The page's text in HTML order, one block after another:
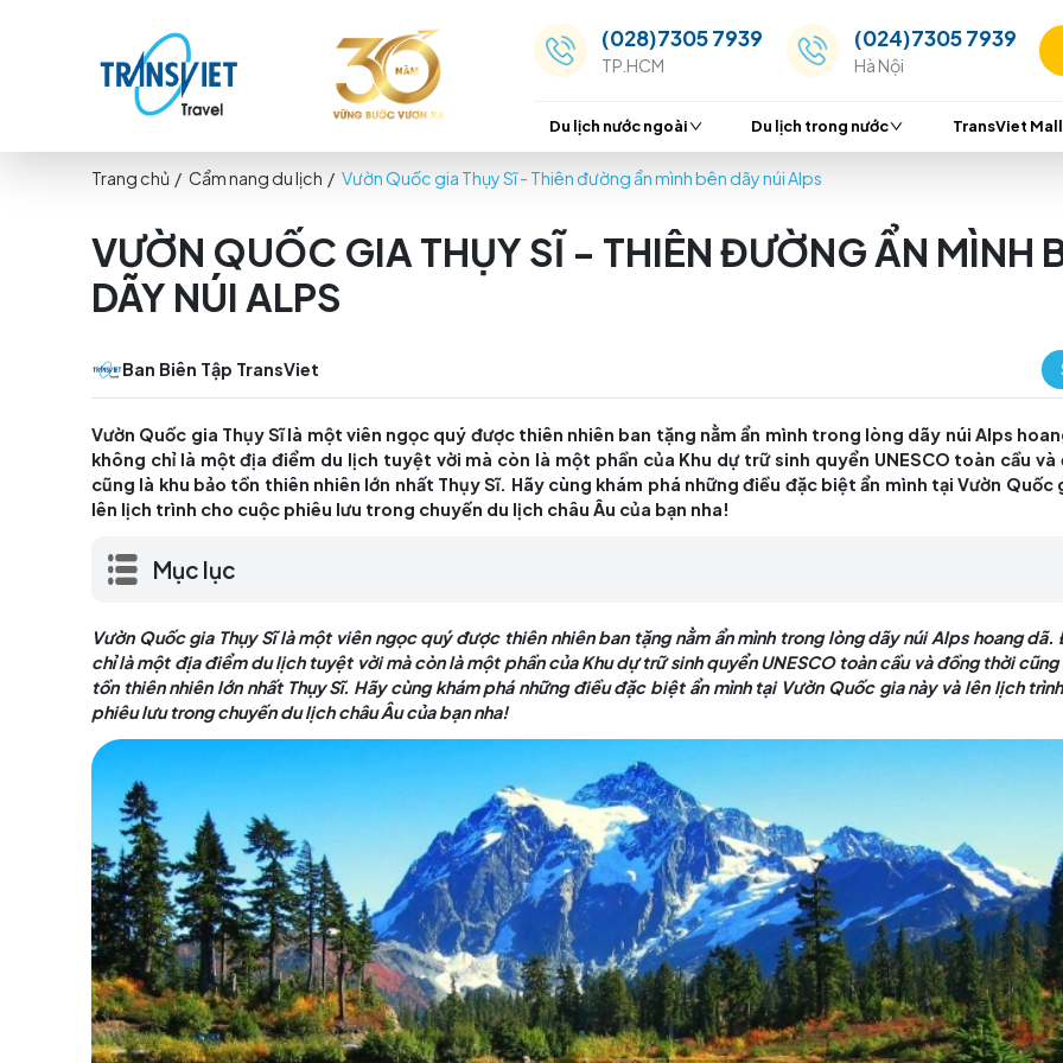
(028)7305 7939
Hà Nội
Du lịch nước ngoài Du lịch trong nước
VƯỜN QUỐC GIA THỤY SĨ - THIÊN ĐƯỜNG
DÃY NÚI ALPS
Ban Biên Tập TransViet
Vườn Quốc gia Thụy Sĩ là một viên ngọc quý được thiên nhiên ban tặng nằm ẩn mình trong
không chỉ là một địa điểm du lịch tuyệt vời mà còn là một phần của Khu dự trữ sinh quyển
cũng là khu bảo tồn thiên nhiên lớn nhất Thụy Sĩ. Hãy cùng khám phá những điều đặc biệt ẩn
Mục lục
Vườn Quốc gia Thụy Sĩ là một viên ngọc quý được thiên nhiên ban tặng nằm ẩn mình trong lòng dãy
chỉ là một địa điểm du lịch tuyệt vời mà còn là một phần của Khu dự trữ sinh quyển UNESCO toàn
tồn thiên nhiên lớn nhất Thụy Sĩ. Hãy cùng khám phá những điều đặc biệt ẩn mình tại Vườn Quốc
phiêu lưu trong chuyến du lịch châu Âu của bạn nha!